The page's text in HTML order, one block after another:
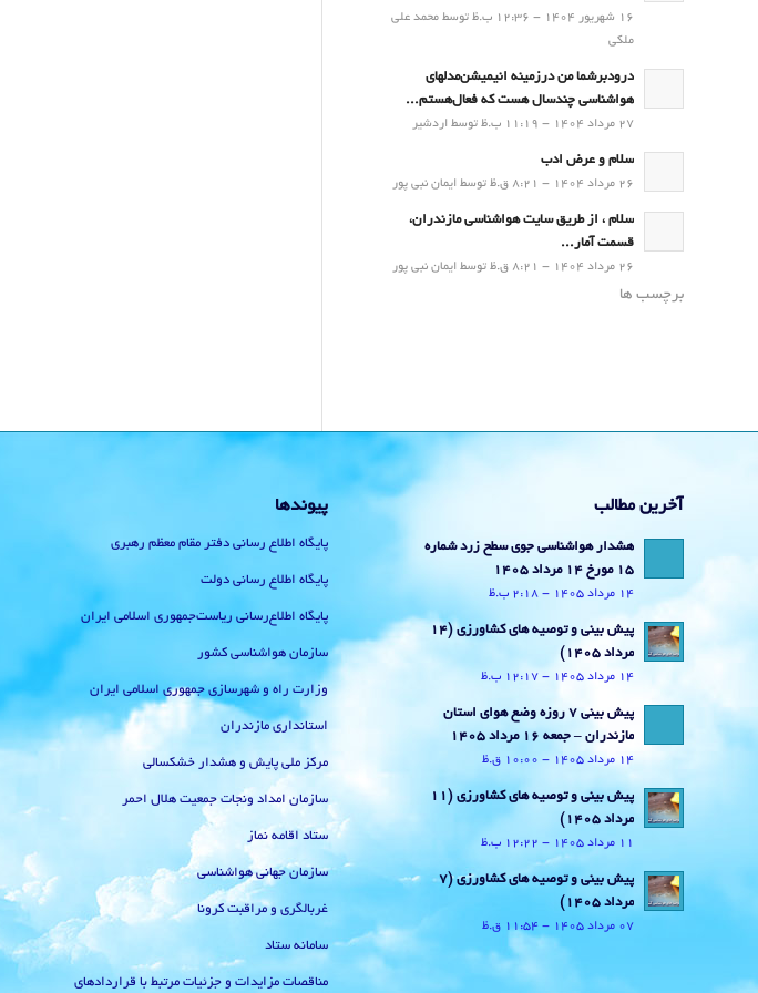
16 شهریور 1404 - 12:36 ب.ظ توسط محمد علی
ملکی
درودبرشما من درزمینه انیمیشن‌مدلهای
هواشناسی چندسال هست که فعال‌هستم...
27 مرداد 1404 - 11:19 ب.ظ توسط اردشیر
سلام و عرض ادب
26 مرداد 1404 - 8:21 ق.ظ توسط ایمان نبی پور
سلام ، از طریق سایت هواشناسی مازندران،
قسمت آمار...
26 مرداد 1404 - 8:21 ق.ظ توسط ایمان نبی پور
برچسب ها
آخرین مطالب
هشدار هواشناسی جوی سطح زرد شماره
15 مورخ 14 مرداد 1405
14 مرداد 1405 - 2:18 ب.ظ
پیش بینی و توصیه های کشاورزی (14
مرداد ۱۴۰۵)
14 مرداد 1405 - 12:17 ب.ظ
پیش بینی 7 روزه وضع هوای استان
مازندران – جمعه 16 مرداد 1405
14 مرداد 1405 - 10:00 ق.ظ
پیش بینی و توصیه های کشاورزی (11
مرداد ۱۴۰۵)
11 مرداد 1405 - 12:22 ب.ظ
پیش بینی و توصیه های کشاورزی (7
مرداد ۱۴۰۵)
07 مرداد 1405 - 11:54 ق.ظ
پیوندها
پایگاه اطلاع رسانی دفتر مقام معظم رهبری
پایگاه اطلاع رسانی دولت
پایگاه اطلاع‌رسانی ریاست‌جمهوری اسلامی ایران
سازمان هواشناسی کشور
وزارت راه و شهرسازی جمهوری اسلامی ایران
استانداری مازندران
مرکز ملی پایش و هشدار خشکسالی
سازمان امداد ونجات جمعیت هلال احمر
ستاد اقامه نماز
سازمان جهانی هواشناسی
غربالگری و مراقبت کرونا
سامانه ستاد
مناقصات مزایدات و جزئیات مرتبط با قراردادهای